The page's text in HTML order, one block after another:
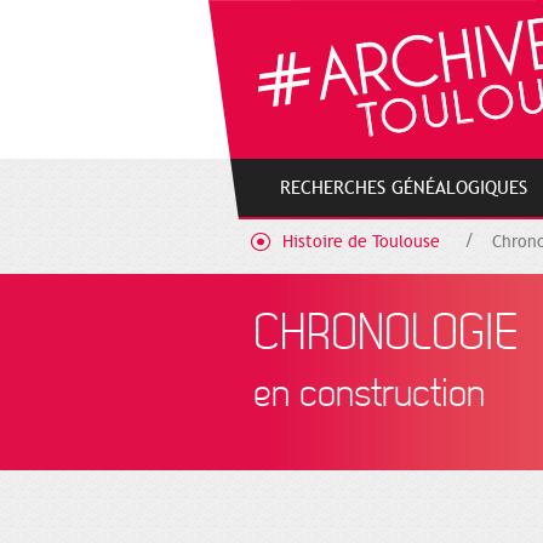
RECHERCHES GÉNÉALOGIQUES
Histoire de Toulouse
CHRONOLOGIE
en construction
Gestion de vos préférences sur les cookies